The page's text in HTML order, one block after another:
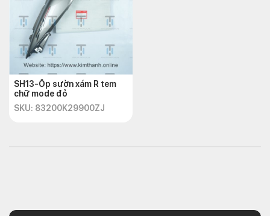
SH13-Ốp sườn xám R tem
chữ mode đỏ
SKU: 83200K29900ZJ